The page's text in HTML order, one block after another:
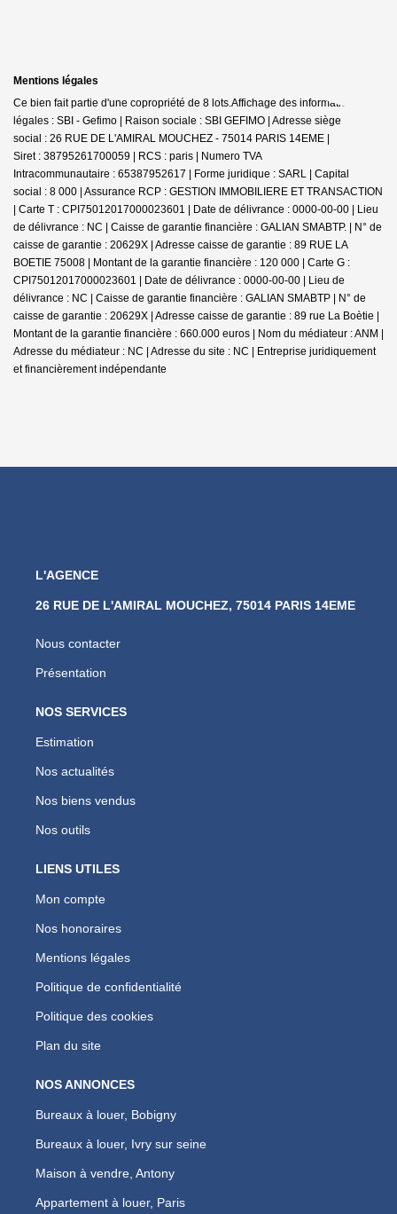
Mentions légales
Ce bien fait partie d'une copropriété de 8 lots.Affichage des informations
légales : SBI - Gefimo | Raison sociale : SBI GEFIMO | Adresse siège
social : 26 RUE DE L'AMIRAL MOUCHEZ - 75014 PARIS 14EME |
Siret : 38795261700059 | RCS : paris | Numero TVA
Intracommunautaire : 65387952617 | Forme juridique : SARL | Capital
social : 8 000 | Assurance RCP : GESTION IMMOBILIERE ET TRANSACTION
| Carte T : CPI75012017000023601 | Date de délivrance : 0000-00-00 | Lieu
de délivrance : NC | Caisse de garantie financière : GALIAN SMABTP. | N° de
caisse de garantie : 20629X | Adresse caisse de garantie : 89 RUE LA
BOETIE 75008 | Montant de la garantie financière : 120 000 | Carte G :
CPI75012017000023601 | Date de délivrance : 0000-00-00 | Lieu de
délivrance : NC | Caisse de garantie financière : GALIAN SMABTP | N° de
caisse de garantie : 20629X | Adresse caisse de garantie : 89 rue La Boètie |
Montant de la garantie financière : 660.000 euros | Nom du médiateur : ANM |
Adresse du médiateur : NC | Adresse du site : NC | Entreprise juridiquement
et financièrement indépendante
L'AGENCE
26 RUE DE L'AMIRAL MOUCHEZ, 75014 PARIS 14EME
Nous contacter
Présentation
NOS SERVICES
Estimation
Nos actualités
Nos biens vendus
Nos outils
LIENS UTILES
Mon compte
Nos honoraires
Mentions légales
Politique de confidentialité
Politique des cookies
Plan du site
NOS ANNONCES
Bureaux à louer, Bobigny
Bureaux à louer, Ivry sur seine
Maison à vendre, Antony
Appartement à louer, Paris